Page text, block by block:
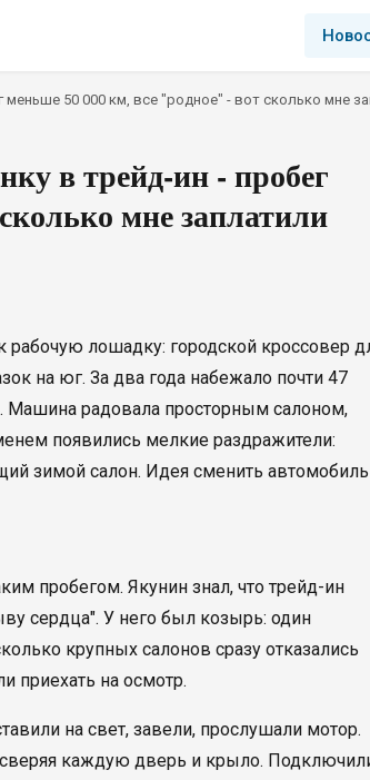
50 000 км, все "родное" - вот сколько мне
в трейд-ин - пробег
мне заплатили
рабочую лошадку: городской кроссовер
на юг. За два года набежало почти 47
Машина радовала просторным салоном,
появились мелкие раздражители:
зимой салон. Идея сменить автомобиль
пробегом. Якунин знал, что трейд-ин
сердца". У него был козырь: один
крупных салонов сразу отказались
приехать на осмотр.
на свет, завели, прослушали мотор.
каждую дверь и крыло.